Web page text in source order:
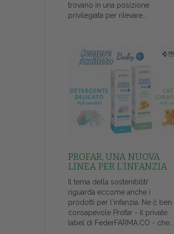
trovano in una posizione
privilegiata per rilevare...
PROFAR, UNA NUOVA
LINEA PER L’INFANZIA
Il tema della sostenibilitŕ
riguarda eccome anche i
prodotti per l'infanzia. Ne č ben
consapevole Profar - il private
label di FederFARMA.CO - che...